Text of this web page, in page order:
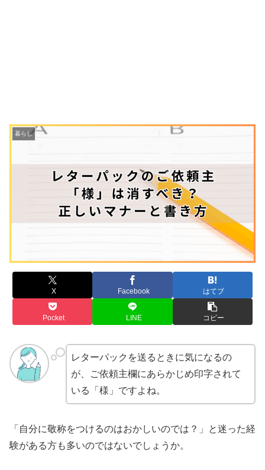
暮らし
X Facebook はてブ
Pocket LINE コピー
レターパックを送るときに気になるの
が、ご依頼主欄にあらかじめ印字されて
いる「様」ですよね。
「自分に敬称をつけるのはおかしいのでは？」と迷った経
験がある方も多いのではないでしょうか。